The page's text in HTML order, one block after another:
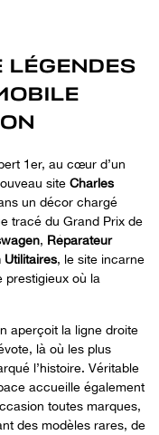
LÉGENDES
1er, au cœur d’un
site Charles
un décor chargé
tracé du Grand Prix de
, Réparateur
Utilitaires, le site incarne
prestigieux où la
aperçoit la ligne droite
là où les plus
l’histoire. Véritable
accueille également
toutes marques,
des modèles rares, de